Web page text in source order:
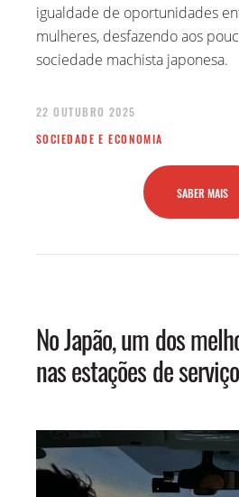
igualdade de oportunidades
mulheres, desfazendo aos
sociedade machista japonesa.
22 OUTUBRO 2025
SOCIEDADE E ECONOMIA
SABER MAIS
No Japão, um dos
nas estações de